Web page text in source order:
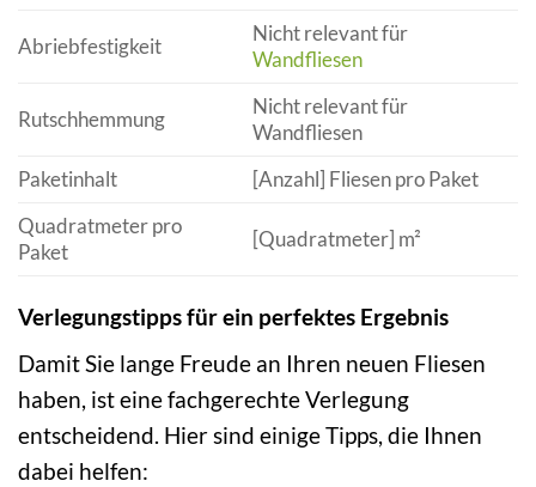
Abriebfestigkeit
Nicht relevant für
Wandfliesen
Rutschhemmung
Nicht relevant für
Wandfliesen
Paketinhalt
[Anzahl] Fliesen pro Paket
Quadratmeter pro
Paket
[Quadratmeter] m²
Verlegungstipps für ein perfektes Ergebnis
Damit Sie lange Freude an Ihren neuen Fliesen
haben, ist eine fachgerechte Verlegung
entscheidend. Hier sind einige Tipps, die Ihnen
dabei helfen: